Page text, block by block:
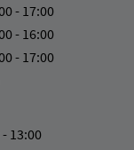
- 17:00
- 16:00
- 17:00
13:00